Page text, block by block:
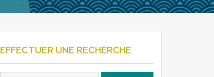
EFFECTUER UNE RECHERCHE